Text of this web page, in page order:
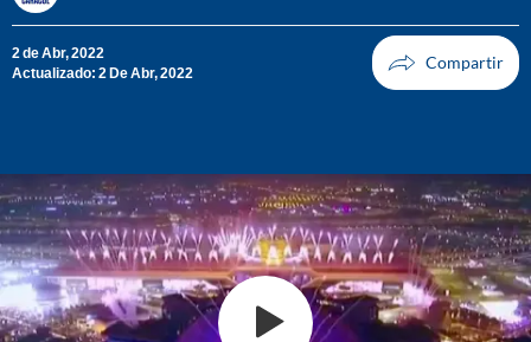
2 de Abr, 2022
Actualizado: 2 De Abr, 2022